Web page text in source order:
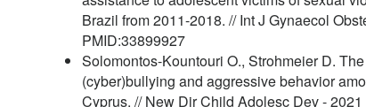
Brazil from 2011-2018. // Int J Gynaecol
PMID:33899927
Solomontos-Kountouri O., Strohmeier D.
(cyber)bullying and aggressive behavior
Cyprus. // New Dir Child Adolesc Dev -